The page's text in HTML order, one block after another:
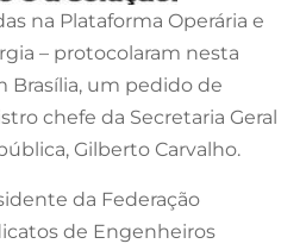
na Plataforma Operária e
– protocolaram nesta
Brasília, um pedido de
chefe da Secretaria Geral
Gilberto Carvalho.
da Federação
de Engenheiros